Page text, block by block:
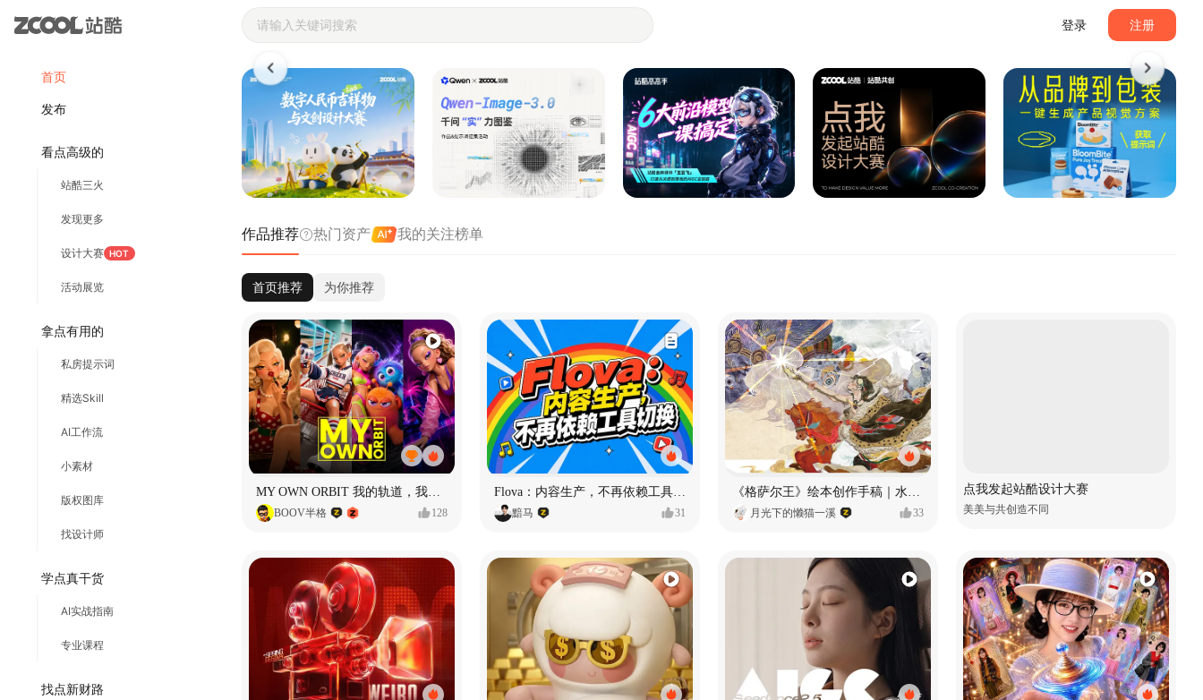
首页
发布
看点高级的
站酷三火
发现更多
设计大赛 HOT
活动展览
拿点有用的
私房提示词
精选Skill
AI工作流
小素材
版权图库
找设计师
学点真干货
AI实战指南
专业课程
找点新财路
登录 注册
站酷ZCOOL - 设计师们都在站酷
作品推荐 热门资产 我的关注榜单
首页推荐 为你推荐
MY OWN ORBIT 我的轨道，我的定义#MVLAND嘻哈狂欢派对
BOOV半格 128
Flova：内容生产，不再依赖工具切换
黯马 31
《格萨尔王》绘本创作手稿｜水彩墨韵下的史诗回响
月光下的懒猫一溪 33
点我发起站酷设计大赛
美美与共创造不同